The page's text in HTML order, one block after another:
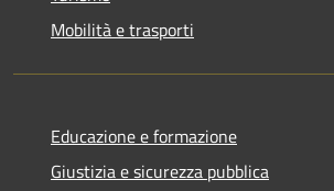
Mobilità e trasporti
Educazione e formazione
Giustizia e sicurezza pubblica